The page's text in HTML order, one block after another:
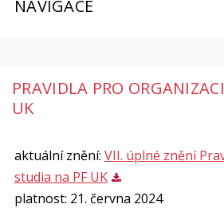
NAVIGACE
PRAVIDLA PRO
UK
aktuální znění: VII. úplné znění
studia na PF UK
platnost: 21. června 2024